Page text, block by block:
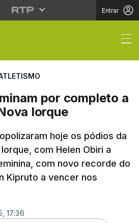
Entrar
dominam
por completo a
Iorque
hoje os pódios da
com Helen Obiri a
com novo recorde do
Kipruto a vencer nos
17:36